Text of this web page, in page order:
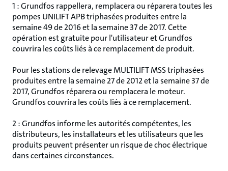
1 : Grundfos rappellera, remplacera ou réparera toutes les
pompes UNILIFT APB triphasées produites entre la
semaine 49 de 2016 et la semaine 37 de 2017. Cette
opération est gratuite pour l'utilisateur et Grundfos
couvrira les coûts liés à ce remplacement de produit.
Pour les stations de relevage MULTILIFT MSS triphasées
produites entre la semaine 27 de 2012 et la semaine 37 de
2017, Grundfos réparera ou remplacera le moteur.
Grundfos couvrira les coûts liés à ce remplacement.
2 : Grundfos informe les autorités compétentes, les
distributeurs, les installateurs et les utilisateurs que les
produits peuvent présenter un risque de choc électrique
dans certaines circonstances.